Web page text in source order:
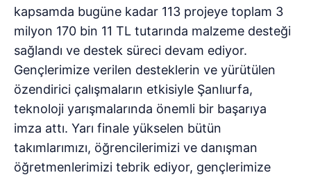
kapsamda bugüne kadar 113 projeye toplam 3
milyon 170 bin 11 TL tutarında malzeme desteği
sağlandı ve destek süreci devam ediyor.
Gençlerimize verilen desteklerin ve yürütülen
özendirici çalışmaların etkisiyle Şanlıurfa,
teknoloji yarışmalarında önemli bir başarıya
imza attı. Yarı finale yükselen bütün
takımlarımızı, öğrencilerimizi ve danışman
öğretmenlerimizi tebrik ediyor, gençlerimize